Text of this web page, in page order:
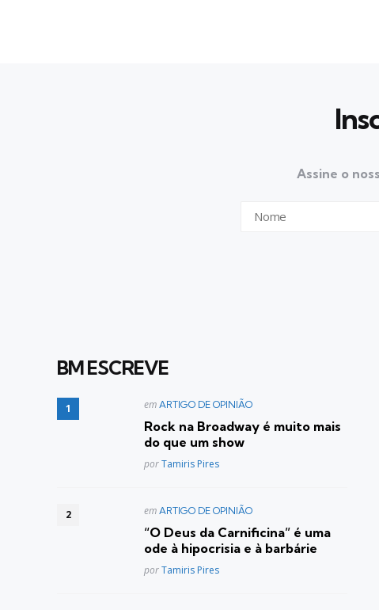
Assine o
BM ESCREVE
Postado
em ARTIGO DE OPINIÃO
Rock na Broadway é muito mais
do que um show
Posted
porTamiris Pires
Postado
em ARTIGO DE OPINIÃO
“O Deus da Carnificina” é uma
ode à hipocrisia e à barbárie
Posted
porTamiris Pires